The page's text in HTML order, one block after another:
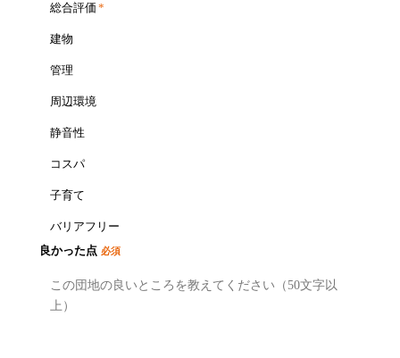
総合評価 *
建物
管理
周辺環境
静音性
コスパ
子育て
バリアフリー
良かった点 必須